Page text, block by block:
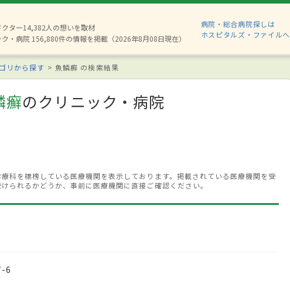
ター14,382人の想いを取材
・病院 156,880件の情報を掲載（2026年8月08日現在）
病院・総合病院探しは
ホスピタルズ・ファイルへ
リから探す 魚鱗癬 の検索結果
癬のクリニック・病院
科を標榜している医療機関を表示しております。掲載されている医療機関を受
られるかどうか、事前に医療機関に直接ご確認ください。
6